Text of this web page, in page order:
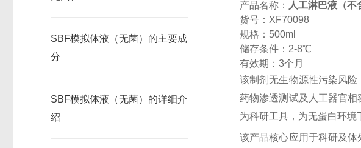
SBF模拟体液（无菌）的主要成
分
SBF模拟体液（无菌）的详细介
绍
产品名称： 人工淋巴液（不
货号： XF70098
规格： 500ml
储存条件： 2-8℃
有效期：3个月
该制剂无生物源性污染风险
药物渗透测试及人工器官
为科研工具，为无蛋白环境
该产品核心应用于科研及